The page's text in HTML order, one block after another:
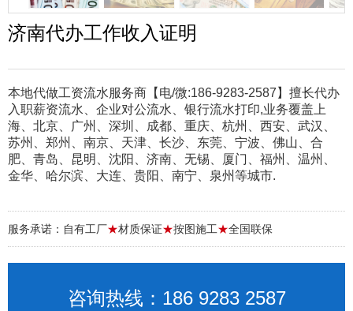
济南代办工作收入证明
本地代做工资流水服务商【电/微:186-9283-2587】擅长代办
入职薪资流水、企业对公流水、银行流水打印,业务覆盖上
海、北京、广州、深圳、成都、重庆、杭州、西安、武汉、
苏州、郑州、南京、天津、长沙、东莞、宁波、佛山、合
肥、青岛、昆明、沈阳、济南、无锡、厦门、福州、温州、
金华、哈尔滨、大连、贵阳、南宁、泉州等城市.
服务承诺：自有工厂★材质保证★按图施工★全国联保
咨询热线：186 9283 2587